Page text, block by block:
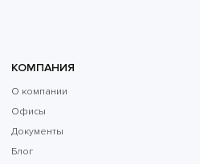
КОМПАНИЯ
О компании
Офисы
Документы
Блог